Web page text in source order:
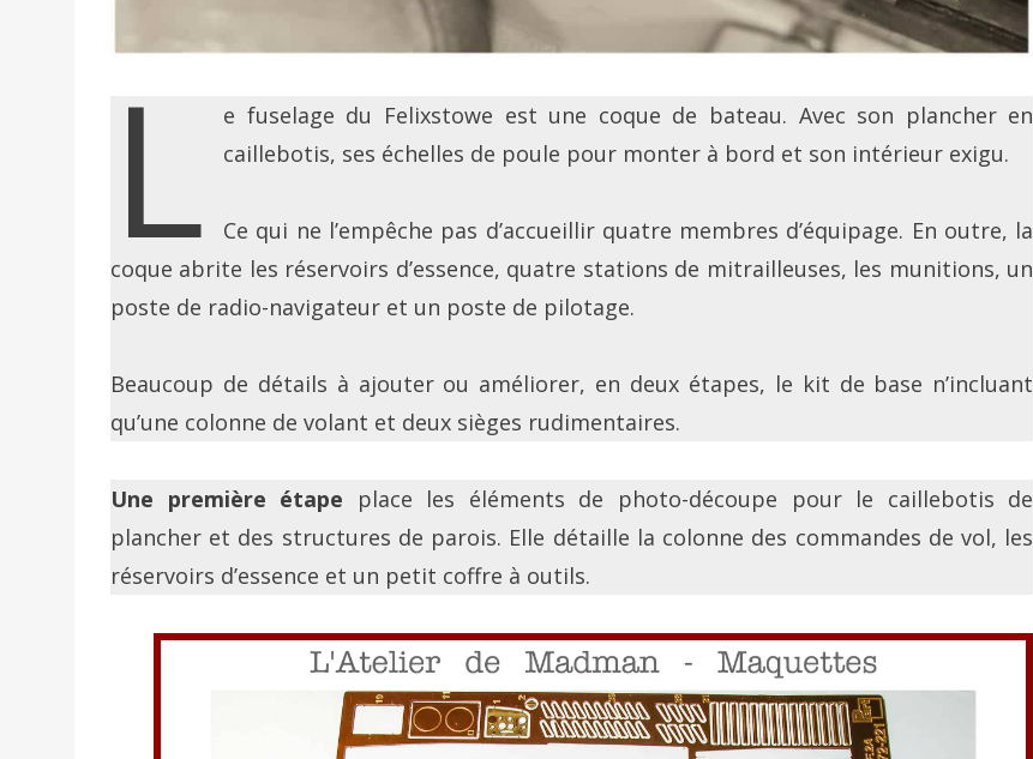
L
e fuselage du Felixstowe est une coque de bateau. Avec son plancher en
caillebotis, ses échelles de poule pour monter à bord et son intérieur exigu.
Ce qui ne l’empêche pas d’accueillir quatre membres d’équipage. En outre, la
coque abrite les réservoirs d’essence, quatre stations de mitrailleuses, les munitions, un
poste de radio-navigateur et un poste de pilotage.
Beaucoup de détails à ajouter ou améliorer, en deux étapes, le kit de base n’incluant
qu’une colonne de volant et deux sièges rudimentaires.
Une première étape place les éléments de photo-découpe pour le caillebotis de
plancher et des structures de parois. Elle détaille la colonne des commandes de vol, les
réservoirs d’essence et un petit coffre à outils.